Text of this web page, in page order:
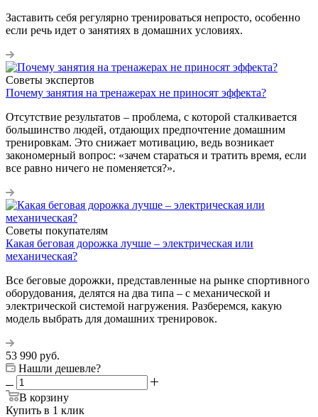
Заставить себя регулярно тренироваться непросто, особенно
если речь идет о занятиях в домашних условиях.
Советы экспертов
Почему занятия на тренажерах не приносят эффекта?
Отсутствие результатов – проблема, с которой сталкивается
большинство людей, отдающих предпочтение домашним
тренировкам. Это снижает мотивацию, ведь возникает
закономерный вопрос: «зачем стараться и тратить время, если
все равно ничего не поменяется?».
Советы покупателям
Какая беговая дорожка лучше – электрическая или
механическая?
Все беговые дорожки, представленные на рынке спортивного
оборудования, делятся на два типа – с механической и
электрической системой нагружения. Разберемся, какую
модель выбрать для домашних тренировок.
53 990 руб.
Нашли дешевле?
В корзину
Купить в 1 клик